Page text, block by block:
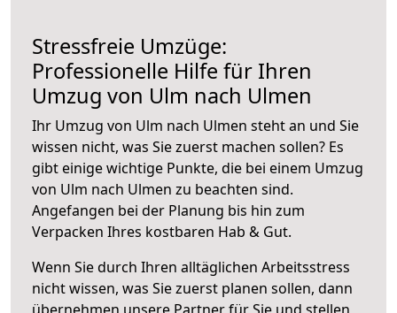
Stressfreie Umzüge:
Professionelle Hilfe für Ihren
Umzug von Ulm nach Ulmen
Ihr Umzug von Ulm nach Ulmen steht an und Sie
wissen nicht, was Sie zuerst machen sollen? Es
gibt einige wichtige Punkte, die bei einem Umzug
von Ulm nach Ulmen zu beachten sind.
Angefangen bei der Planung bis hin zum
Verpacken Ihres kostbaren Hab & Gut.
Wenn Sie durch Ihren alltäglichen Arbeitsstress
nicht wissen, was Sie zuerst planen sollen, dann